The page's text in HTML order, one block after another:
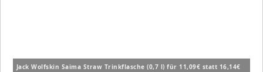
Jack Wolfskin Saima Straw Trinkflasche (0,7 l) für 11,09€ statt 16,14€